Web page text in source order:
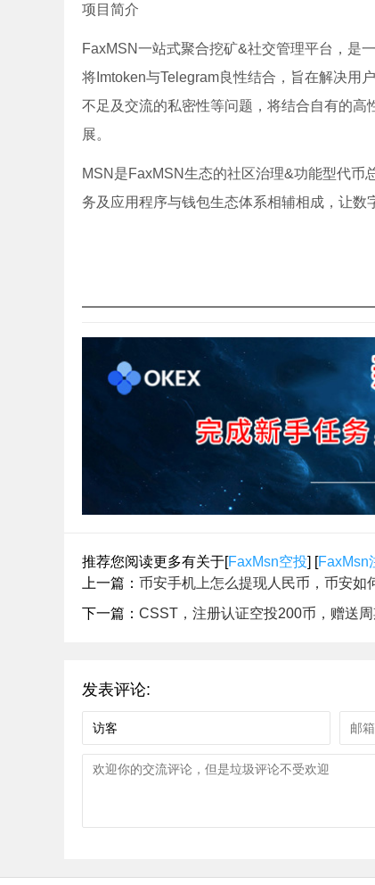
项目简介
FaxMSN一站式聚合挖矿&社交管理平台，是
将Imtoken与Telegram良性结合，旨在解决用
不足及交流的私密性等问题，将结合自有的
展。
MSN是FaxMSN生态的社区治理&功能型代币
务及应用程序与钱包生态体系相辅相成，让数
推荐您阅读更多有关于[FaxMsn空投] [FaxMsn
上一篇： 币安手机上怎么提现人民币，币安如
下一篇： CSST，注册认证空投200币，赠送
发表评论: